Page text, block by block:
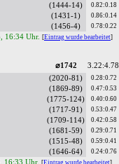
(1444-14) 0.82:0.18
(1431-1) 0.86:0.14
(1456-4) 0.78:0.22
16:34 Uhr. [Eintrag wurde bearbeitet]
⌀1742
3.22:4.78
(2020-81) 0.28:0.72
(1869-89) 0.47:0.53
(1775-124) 0.40:0.60
(1717-91) 0.53:0.47
(1709-114) 0.42:0.58
(1681-59) 0.29:0.71
(1515-48) 0.59:0.41
(1646-64) 0.24:0.76